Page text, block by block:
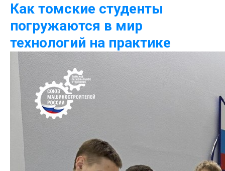
Как томские студенты
погружаются в мир
технологий на практике